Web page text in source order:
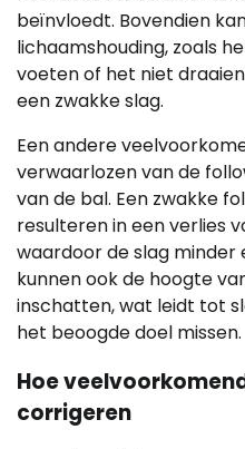
beïnvloedt. Bovendien
lichaamshouding, zoals
voeten of het niet
een zwakke slag.
Een andere
verwaarlozen van de
van de bal. Een zwakke
resulteren in een verlies
waardoor de slag
kunnen ook de hoogte
inschatten, wat leidt tot
het beoogde doel missen.
Hoe
corrigeren